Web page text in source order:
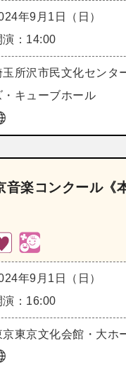
年9月1日（日）
演：14:00
玉 所沢市民文化センタ
・キューブホール
音楽コンクール《
年9月1日（日）
演：16:00
京東京文化会館・大ホ